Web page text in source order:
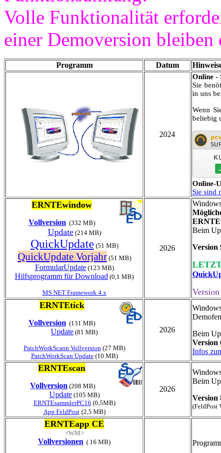
Volle Funktionalität
einer Demoversion bleiben
Programm Datum
2024
Online -
Sie
in uns
Wenn
beliebig
Online-
Sie sind
ERNTEwindow
Vollversion (332 MB)
Update(214 MB)
QuickUpdate (51 MB)
QuickUpdate Vorjahr(51 MB)
FormularUpdate(123 MB)
Hilfsprogramm für Download (0,1 MB)
MS NET Framework 4.x
2026
Beim
Version
ERNTEtick
Vollversion (131 MB)
Update (81 MB)
PatchWorkScann Vollversion (27 MB)
PatchWorkScan Update(10 MB)
2026
Beim
Version
Infos
ERNTEscan
Vollversion (208 MB)
Update(105 MB)
ERNTEsammlerPC16 (0,5MB)
App FeldPost (2,5 MB)
2026
Beim
Version
(FeldPost
ERNTEapp CE
<WM>
Vollversionen ( 16 MB)